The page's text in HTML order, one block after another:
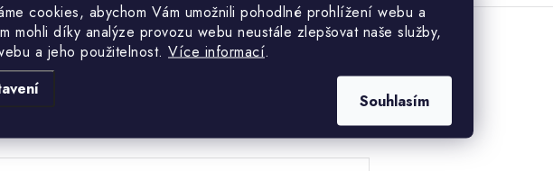
cookies, abychom Vám umožnili pohodlné prohlížení webu a
mohli díky analýze provozu webu neustále zlepšovat naše služby,
a jeho použitelnost. Více informací.
Souhlasím
produktu (0)